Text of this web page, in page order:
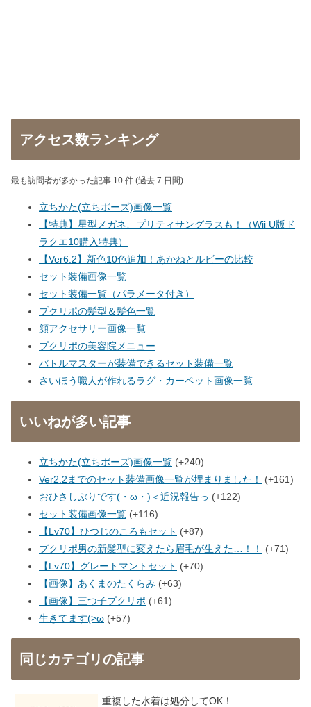
アクセス数ランキング
最も訪問者が多かった記事 10 件 (過去 7 日間)
立ちかた(立ちポーズ)画像一覧
【特典】星型メガネ、プリティサングラスも！（Wii U版ド
ラクエ10購入特典）
【Ver6.2】新色10色追加！あかねとルビーの比較
セット装備画像一覧
セット装備一覧（パラメータ付き）
プクリポの髪型＆髪色一覧
顔アクセサリー画像一覧
プクリポの美容院メニュー
バトルマスターが装備できるセット装備一覧
さいほう職人が作れるラグ・カーペット画像一覧
いいねが多い記事
立ちかた(立ちポーズ)画像一覧 +240
Ver2.2までのセット装備画像一覧が埋まりました！
+161
おひさしぶりです(・ω・)＜近況報告っ
+122
セット装備画像一覧 +116
【Lv70】ひつじのころもセット
+87
プクリポ男の新髪型に変えたら眉毛が生えた…！！
+71
【Lv70】グレートマントセット
+70
【画像】あくまのたくらみ +63
【画像】三つ子プクリポ
+61
生きてます(>ω +57
同じカテゴリの記事
重複した水着は処分してOK！